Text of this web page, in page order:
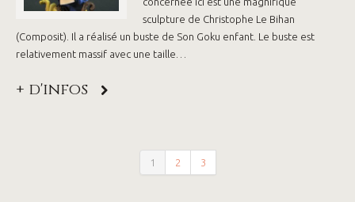
sculpture de Christophe Le Bihan
(Composit). Il a réalisé un buste de Son Goku enfant. Le buste est
relativement massif avec une taille…
+ d'infos
1 2 3